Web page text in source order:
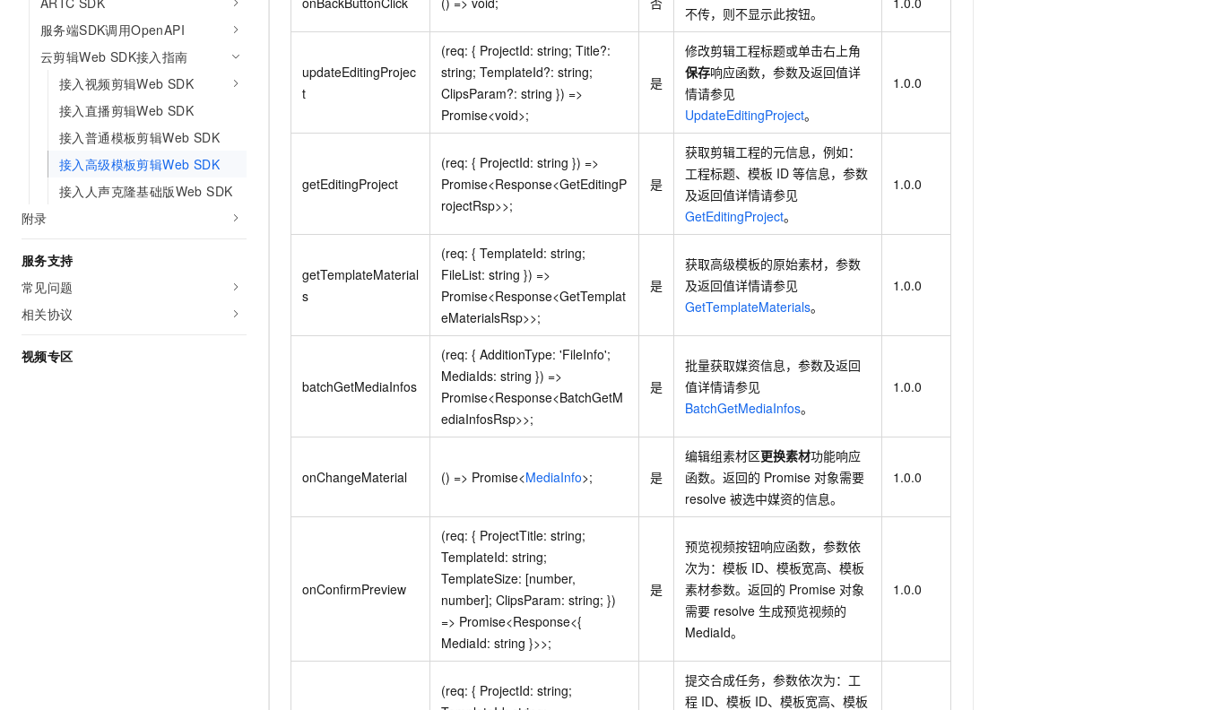
服务端SDK调用OpenAPI
云剪辑Web SDK接入指南
接入视频剪辑Web SDK
接入直播剪辑Web SDK
接入普通模板剪辑Web SDK
接入高级模板剪辑Web SDK
接入人声克隆基础版Web SDK
附录
服务支持
常见问题
相关协议
视频专区
不传，则不显示此按钮。
updateEditingProjec
t
(req: { ProjectId: string; Title?:
string; TemplateId?: string;
ClipsParam?: string }) =>
Promise<void>;
是
修改剪辑工程标题或单击右上角
保存响应函数，参数及返回值详
情请参见
UpdateEditingProject。
1.0.0
getEditingProject
(req: { ProjectId: string }) =>
Promise<Response<GetEditingP
rojectRsp>>;
是
获取剪辑工程的元信息，例如：
工程标题、模板 ID 等信息，参数
及返回值详情请参见
GetEditingProject。
1.0.0
getTemplateMaterial
s
(req: { TemplateId: string;
FileList: string }) =>
Promise<Response<GetTemplat
eMaterialsRsp>>;
是
获取高级模板的原始素材，参数
及返回值详情请参见
GetTemplateMaterials。
1.0.0
batchGetMediaInfos
(req: { AdditionType: 'FileInfo';
MediaIds: string }) =>
Promise<Response<BatchGetM
ediaInfosRsp>>;
是
批量获取媒资信息，参数及返回
值详情请参见
BatchGetMediaInfos。
1.0.0
onChangeMaterial () => Promise<MediaInfo>; 是
编辑组素材区更换素材功能响应
函数。返回的 Promise 对象需要
resolve 被选中媒资的信息。
1.0.0
onConfirmPreview
(req: { ProjectTitle: string;
TemplateId: string;
TemplateSize: [number,
number]; ClipsParam: string; })
=> Promise<Response<{
MediaId: string }>>;
是
预览视频按钮响应函数，参数依
次为：模板 ID、模板宽高、模板
素材参数。返回的 Promise 对象
需要 resolve 生成预览视频的
MediaId。
1.0.0
(req: { ProjectId: string;
提交合成任务，参数依次为：工
程 ID、模板 ID、模板宽高、模板